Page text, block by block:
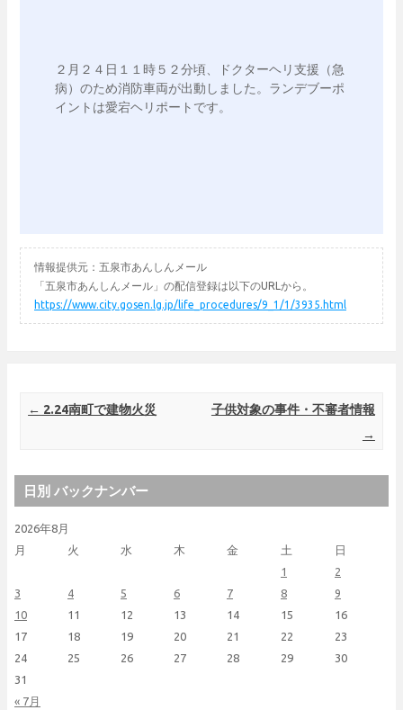
２月２４日１１時５２分頃、ドクターヘリ支援（急
病）のため消防車両が出動しました。ランデブーポ
イントは愛宕ヘリポートです。
情報提供元：五泉市あんしんメール
「五泉市あんしんメール」の配信登録は以下のURLから。
https://www.city.gosen.lg.jp/life_procedures/9_1/1/3935.html
Post navigation
← 2.24南町で建物火災
子供対象の事件・不審者情報
→
日別 バックナンバー
2026年8月
月
火 水 木 金 土 日
« 7月
1
2
3
4 5 6 7 8
9
10
11 12 13 14 15
16
17
18 19 20 21 22
23
24
25 26 27 28 29
30
31